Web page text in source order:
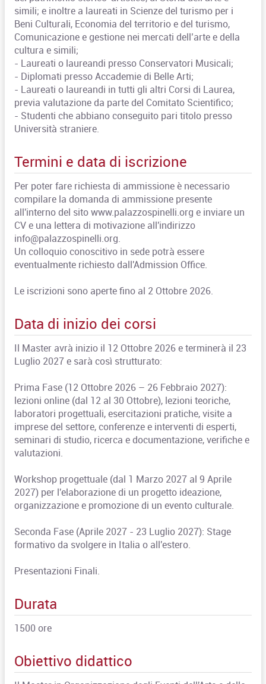
simili; e inoltre a laureati in Scienze del turismo per i
Beni Culturali, Economia del territorio e del turismo,
Comunicazione e gestione nei mercati dell’arte e della
cultura e simili;
- Laureati o laureandi presso Conservatori Musicali;
- Diplomati presso Accademie di Belle Arti;
- Laureati o laureandi in tutti gli altri Corsi di Laurea,
previa valutazione da parte del Comitato Scientifico;
- Studenti che abbiano conseguito pari titolo presso
Università straniere.
Termini e data di iscrizione
Per poter fare richiesta di ammissione è necessario
compilare la domanda di ammissione presente
all'interno del sito www.palazzospinelli.org e inviare un
CV e una lettera di motivazione all'indirizzo
info@palazzospinelli.org.
Un colloquio conoscitivo in sede potrà essere
eventualmente richiesto dall'Admission Office.
Le iscrizioni sono aperte fino al 2 Ottobre 2026.
Data di inizio dei corsi
Il Master avrà inizio il 12 Ottobre 2026 e terminerà il 23
Luglio 2027 e sarà così strutturato:
Prima Fase (12 Ottobre 2026 – 26 Febbraio 2027):
lezioni online (dal 12 al 30 Ottobre), lezioni teoriche,
laboratori progettuali, esercitazioni pratiche, visite a
imprese del settore, conferenze e interventi di esperti,
seminari di studio, ricerca e documentazione, verifiche e
valutazioni.
Workshop progettuale (dal 1 Marzo 2027 al 9 Aprile
2027) per l'elaborazione di un progetto ideazione,
organizzazione e promozione di un evento culturale.
Seconda Fase (Aprile 2027 - 23 Luglio 2027): Stage
formativo da svolgere in Italia o all'estero.
Presentazioni Finali.
Durata
1500 ore
Obiettivo didattico